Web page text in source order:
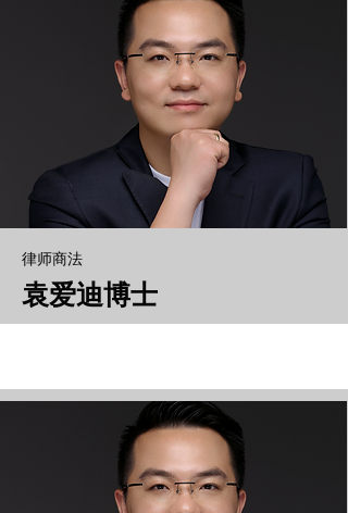
​律师商法
袁爱迪博士